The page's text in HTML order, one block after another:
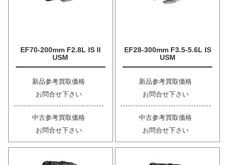
EF70-200mm F2.8L IS II
USM
新品参考買取価格
お問合せ下さい
中古参考買取価格
お問合せ下さい
EF28-300mm F3.5-5.6L IS
USM
新品参考買取価格
お問合せ下さい
中古参考買取価格
お問合せ下さい